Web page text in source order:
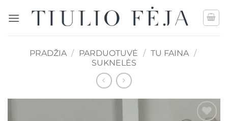
PRADŽIA / PARDUOTUVĖ / TU FAINA /
SUKNELĖS